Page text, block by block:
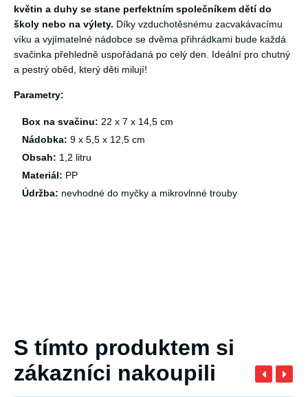
květin a duhy se stane perfektním společníkem dětí do
školy nebo na výlety. Díky vzduchotěsnému zacvakávacímu
víku a vyjímatelné nádobce se dvěma přihrádkami bude každá
svačinka přehledně uspořádaná po celý den. Ideální pro chutný
a pestrý oběd, který děti milují!
Parametry:
Box na svačinu: 22 x 7 x 14,5 cm
Nádobka: 9 x 5,5 x 12,5 cm
Obsah: 1,2 litru
Materiál: PP
Údržba: nevhodné do myčky a mikrovlnné trouby
S tímto produktem si
zákazníci nakoupili